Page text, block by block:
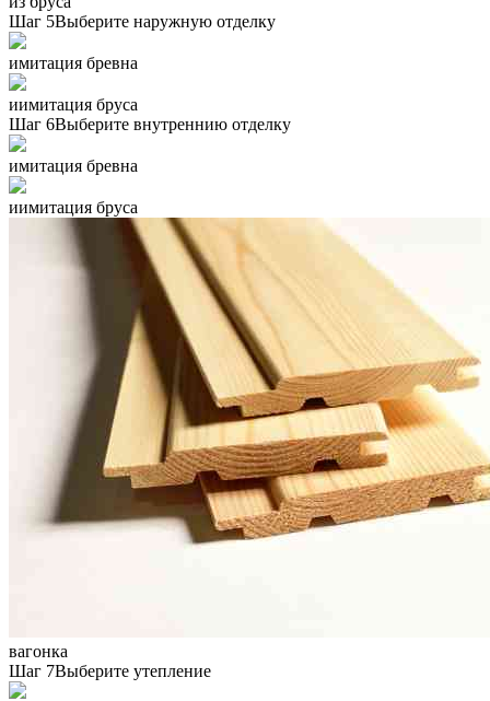
Шаг 5Выберите наружную отделку
имитация бревна
иимитация бруса
Шаг 6Выберите внутреннию отделку
имитация бревна
иимитация бруса
вагонка
Шаг 7Выберите утепление